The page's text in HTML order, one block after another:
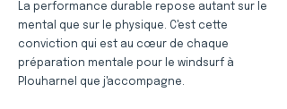
La performance durable repose autant sur le
mental que sur le physique. C'est cette
conviction qui est au cœur de chaque
préparation mentale pour le windsurf à
Plouharnel que j'accompagne.